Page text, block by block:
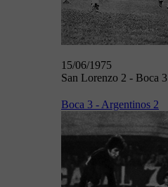
15/06/1975
San Lorenzo 2 - Boca 3
Boca 3 - Argentinos 2